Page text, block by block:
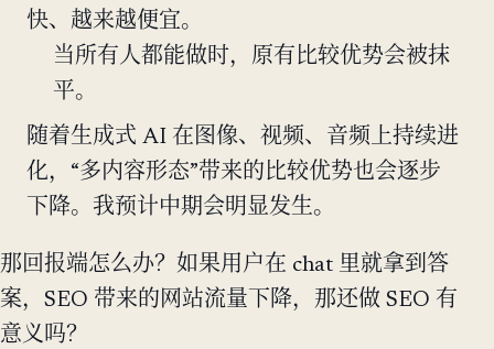
快、越来越便宜。
当所有人都能做时，原有比较优势会被抹
平。
随着生成式 AI 在图像、视频、音频上持续进
化，“多内容形态”带来的比较优势也会逐步
下降。我预计中期会明显发生。
那回报端怎么办？如果用户在 chat 里就拿到答
案，SEO 带来的网站流量下降，那还做 SEO 有
意义吗？